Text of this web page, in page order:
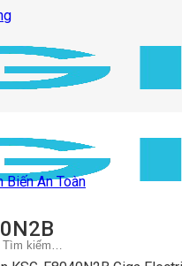
Biến An Toàn